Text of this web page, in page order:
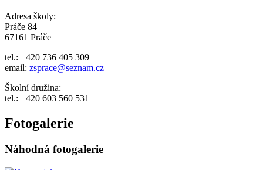
Adresa školy:
Práče 84
67161 Práče
tel.: +420 736 405 309
email: zsprace@seznam.cz
Školní družina:
tel.: +420 603 560 531
Fotogalerie
Náhodná fotogalerie